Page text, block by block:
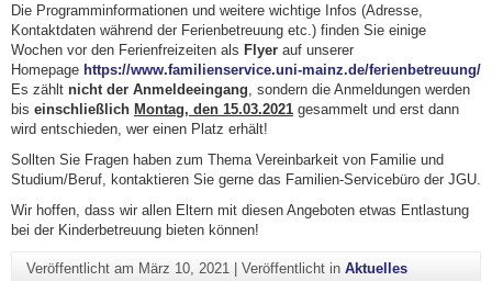
Die Programminformationen und weitere wichtige Infos (Adresse,
Kontaktdaten während der Ferienbetreuung etc.) finden Sie einige
Wochen vor den Ferienfreizeiten als Flyer auf unserer
Homepage https://www.familienservice.uni-mainz.de/ferienbetreuung/
Es zählt nicht der Anmeldeeingang , sondern die Anmeldungen werden
bis einschließlich Montag, den 15.03.2021 gesammelt und erst dann
wird entschieden, wer einen Platz erhält!
Sollten Sie Fragen haben zum Thema Vereinbarkeit von Familie und
Studium/Beruf, kontaktieren Sie gerne das Familien-Servicebüro der JGU.
Wir hoffen, dass wir allen Eltern mit diesen Angeboten etwas Entlastung
bei der Kinderbetreuung bieten können!
Veröffentlicht am März 10, 2021 Veröffentlicht in Aktuelles